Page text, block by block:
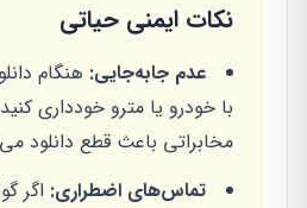
نکات ایمنی حیاتی
عدم جابه‌جایی: هنگام
با خودرو یا مترو خودداری
مخابراتی باعث قطع دانلود
تماس‌های اضطراری: اگر